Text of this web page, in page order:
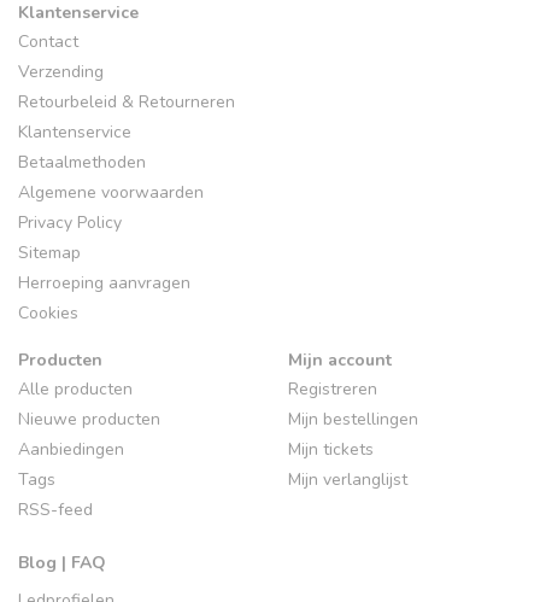
Klantenservice
Contact
Verzending
Retourbeleid & Retourneren
Klantenservice
Betaalmethoden
Algemene voorwaarden
Privacy Policy
Sitemap
Herroeping aanvragen
Cookies
Producten
Alle producten
Nieuwe producten
Aanbiedingen
Tags
RSS-feed
Blog | FAQ
Mijn account
Registreren
Mijn bestellingen
Mijn tickets
Mijn verlanglijst